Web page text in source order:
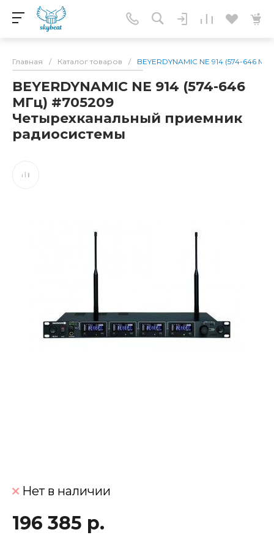
Главная / Каталог товаров / BEYERDYNAMIC NE 914 (574-646
BEYERDYNAMIC NE 914 (574-646
МГц) #705209
Четырехканальный приемник
радиосистемы
Нет в наличии
196 385 р.